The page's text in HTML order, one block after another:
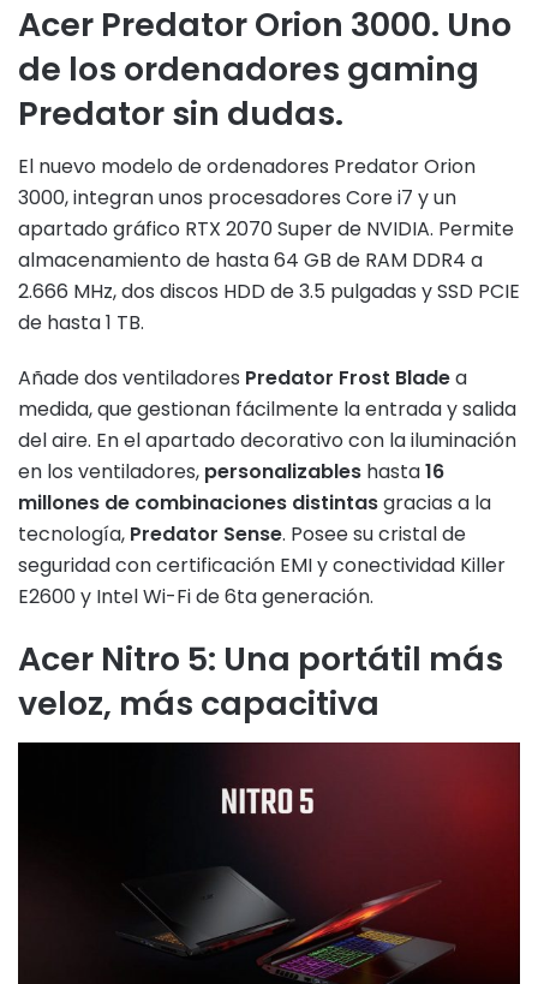
Acer Predator Orion 3000. Uno
de los ordenadores gaming
Predator sin dudas.
El nuevo modelo de ordenadores Predator Orion
3000, integran unos procesadores Core i7 y un
apartado gráfico RTX 2070 Super de NVIDIA. Permite
almacenamiento de hasta 64 GB de RAM DDR4 a
2.666 MHz, dos discos HDD de 3.5 pulgadas y SSD PCIE
de hasta 1 TB.
Añade dos ventiladores Predator Frost Bladea
medida, que gestionan fácilmente la entrada y salida
del aire. En el apartado decorativo con la iluminación
en los ventiladores, personalizables hasta16
millones de combinaciones distintasgracias a la
tecnología, Predator Sense. Posee su cristal de
seguridad con certificación EMI y conectividad Killer
E2600 y Intel Wi-Fi de 6ta generación.
Acer Nitro 5: Una portátil más
veloz, más capacitiva